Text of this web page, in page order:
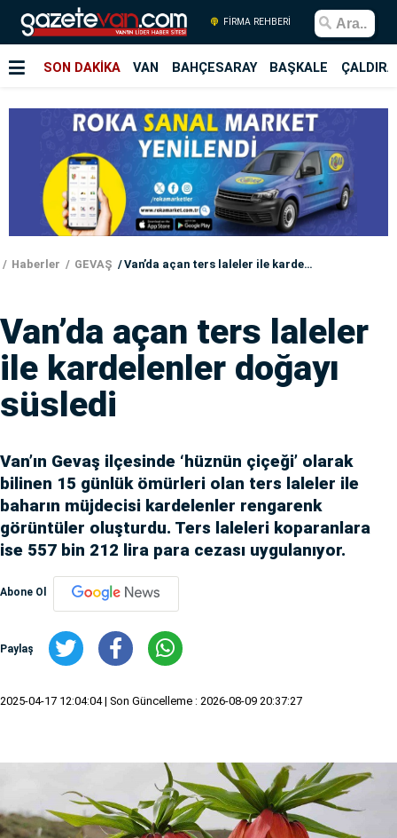
FİRMA REHBERİ
SON DAKİKA VAN BAHÇESARAY BAŞKALE
Haberler GEVAŞ Van’da açan ters laleler ile kardelenler doğayı süsledi
Van’da açan ters laleler
ile kardelenler doğayı
süsledi
Van’ın Gevaş ilçesinde ‘hüznün çiçeği’ olarak
bilinen 15 günlük ömürleri olan ters laleler ile
baharın müjdecisi kardelenler rengarenk
görüntüler oluşturdu. Ters laleleri koparanlara
ise 557 bin 212 lira para cezası uygulanıyor.
Abone Ol
Paylaş
2025-04-17 12:04:04 | Son Güncelleme : 2026-08-09 20:37:27